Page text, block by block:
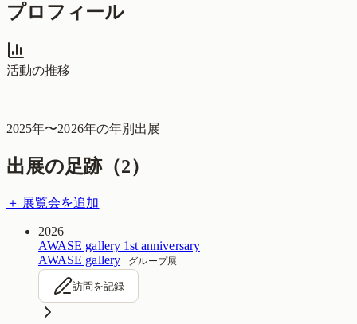
プロフィール
活動の推移
2025年〜2026年の年別出展
出展の足跡（2）
＋ 展覧会を追加
2026
AWASE gallery 1st anniversary
AWASE gallery
グループ展
訪問を記録